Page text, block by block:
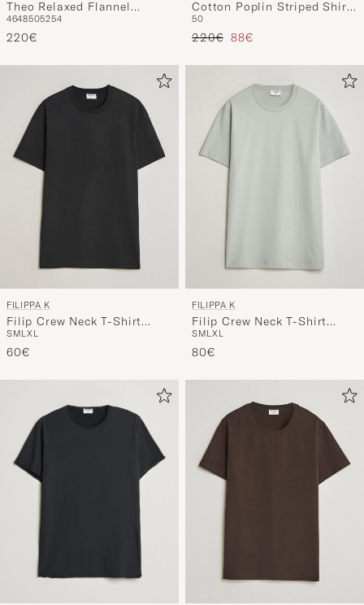
Theo Relaxed Flannel
Trousers Anthracite Melange
4648505254
220€
Cotton Poplin Striped Shirt
White/Black
50
Regulärer Preis
220€ Reduzierter Preis
88€
FILIPPA K
Filip Crew Neck T-Shirt
Black
SMLXL
60€
FILIPPA K
Filip Crew Neck T-Shirt
Silver Grey
SMLXL
80€